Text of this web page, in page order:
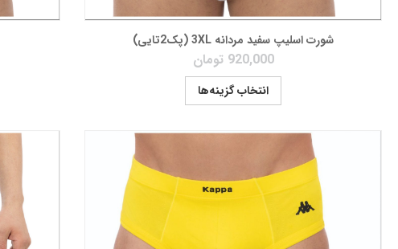
شورت اسلیپ سفید مردانه 3XL (پک2تایی)
920,000 تومان
انتخاب گزینه‌ها